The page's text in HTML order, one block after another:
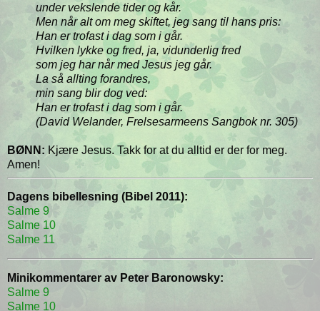
under vekslende tider og kår.
Men når alt om meg skiftet, jeg sang til hans pris:
Han er trofast i dag som i går.
Hvilken lykke og fred, ja, vidunderlig fred
som jeg har når med Jesus jeg går.
La så allting forandres,
min sang blir dog ved:
Han er trofast i dag som i går.
(David Welander, Frelsesarmeens Sangbok nr. 305)
BØNN: Kjære Jesus. Takk for at du alltid er der for meg.
Amen!
Dagens bibellesning (Bibel 2011):
Salme 9
Salme 10
Salme 11
Minikommentarer av Peter Baronowsky:
Salme 9
Salme 10